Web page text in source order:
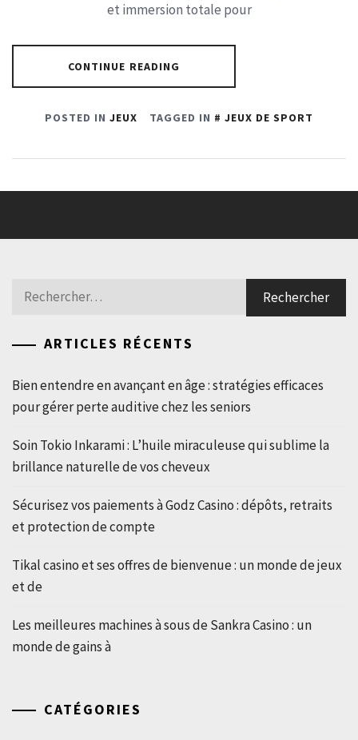
et immersion totale pour
CONTINUE READING
POSTED IN JEUX TAGGED IN JEUX DE SPORT
Rechercher :
ARTICLES RÉCENTS
Bien entendre en avançant en âge : stratégies efficaces
pour gérer perte auditive chez les seniors
Soin Tokio Inkarami : L’huile miraculeuse qui sublime la
brillance naturelle de vos cheveux
Sécurisez vos paiements à Godz Casino : dépôts, retraits
et protection de compte
Tikal casino et ses offres de bienvenue : un monde de jeux
et de
Les meilleures machines à sous de Sankra Casino : un
monde de gains à
CATÉGORIES